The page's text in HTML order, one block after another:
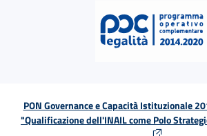
PON Governance e Capacità Istituzionale
"Qualificazione dell'INAIL come Polo